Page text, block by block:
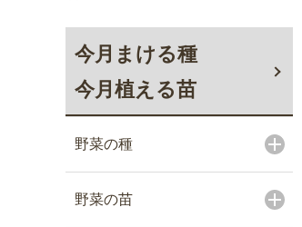
今月まける種
今月植える苗
野菜の種
野菜の苗